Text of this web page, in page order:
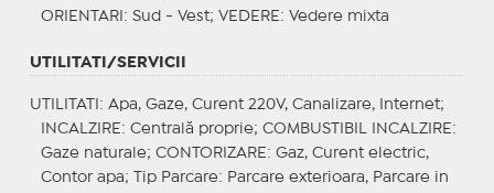
ORIENTARI : Sud - Vest; VEDERE : Vedere mixta
UTILITATI/SERVICII
UTILITATI : Apa, Gaze, Curent 220V, Canalizare, Internet;
INCALZIRE : Centrală proprie; COMBUSTIBIL INCALZIRE :
Gaze naturale; CONTORIZARE : Gaz, Curent electric,
Contor apa;
Tip Parcare: Parcare exterioara, Parcare in